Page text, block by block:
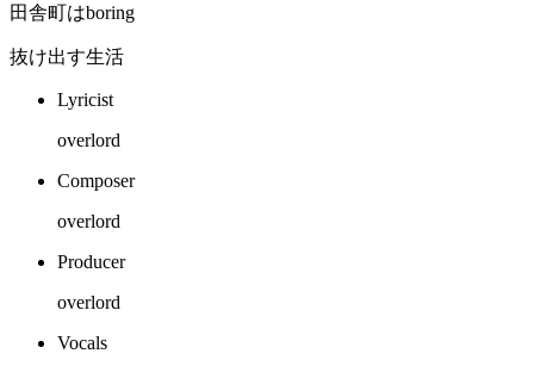
田舎町はboring
抜け出す生活
Lyricist
overlord
Composer
overlord
Producer
overlord
Vocals